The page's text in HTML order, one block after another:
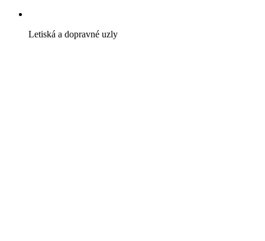
Letiská a dopravné uzly